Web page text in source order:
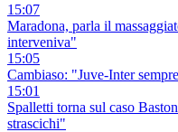
15:07
Maradona, parla il
interveniva"
15:05
Cambiaso: "Juve-Inter
15:01
Spalletti torna sul caso
strascichi"